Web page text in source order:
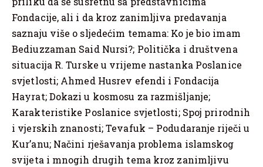
Fondacije, ali i da kroz zanimljiva predavanja
saznaju više o sljedećim temama: Ko je bio imam
Bediuzzaman Said Nursi?; Politička i društvena
situacija R. Turske u vrijeme nastanka Poslanice
svjetlosti; Ahmed Husrev efendi i Fondacija
Hayrat; Dokazi u kosmosu za razmišljanje;
Karakteristike Poslanice svjetlosti; Spoj prirodnih
i vjerskih znanosti; Tevafuk – Podudaranje riječi u
Kur’anu; Načini rješavanja problema islamskog
svijeta i mnogih drugih tema kroz zanimljivu